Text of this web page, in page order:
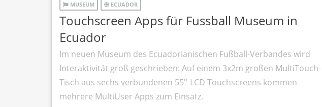
MUSEUM ECUADOR
Touchscreen Apps für Fussball Museum in
Ecuador
Im neuen Museum des Ecuadorianischen Fußball-Verbandes wird
Interaktivität groß geschrieben: Auf einem 3x2m großen MultiTouch-
Tisch aus sechs verbundenen 55'' LCD Touchscreens kommen
mehrere MultiUser Apps zum Einsatz.